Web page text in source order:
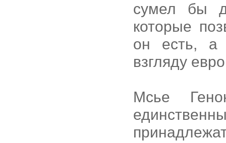
сумел бы
которые
он есть, а
взгляду
Мсье